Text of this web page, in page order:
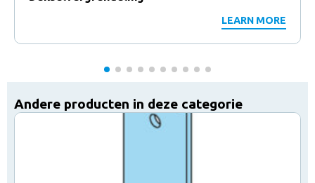
LEARN MORE
Andere producten in deze categorie